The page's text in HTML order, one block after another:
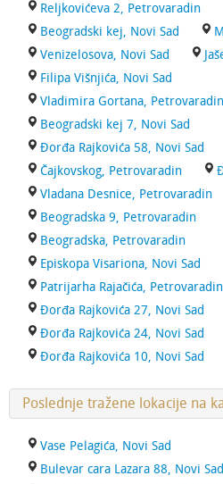
Reljkovićeva 2, Petrovaradin
Beogradski kej, Novi Sad
Venizelosova, Novi Sad
Filipa Višnjića, Novi Sad
Vladimira Gortana, Petrovaradin
Beogradski kej 7, Novi Sad
Đorđa Rajkovića 58, Novi Sad
Čajkovskog, Petrovaradin
Vladana Desnice, Petrovaradin
Beogradska 9, Petrovaradin
Beogradska, Petrovaradin
Episkopa Visariona, Novi Sad
Patrijarha Rajačića, Petrovaradin
Đorđa Rajkovića 27, Novi Sad
Đorđa Rajkovića 24, Novi Sad
Đorđa Rajkovića 10, Novi Sad
Poslednje tražene lokacije na
Vase Pelagića, Novi Sad
Bulevar cara Lazara 88, Novi Sad